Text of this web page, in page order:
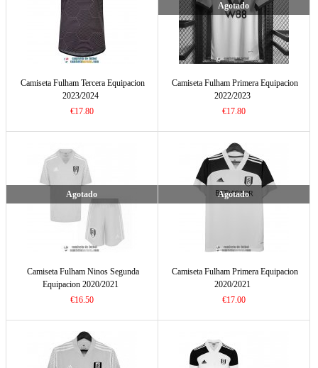
Camiseta Fulham Tercera Equipacion
2023/2024
€17.80
Agotado
Camiseta Fulham Primera Equipacion
2022/2023
€17.80
Agotado
Camiseta Fulham Ninos Segunda
Equipacion 2020/2021
€16.50
Agotado
Camiseta Fulham Primera Equipacion
2020/2021
€17.00